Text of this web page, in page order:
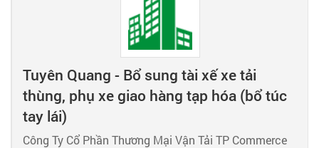
Tuyên Quang - Bổ sung tài xế xe tải
thùng, phụ xe giao hàng tạp hóa (bổ túc
tay lái)
Công Ty Cổ Phần Thương Mại Vận Tải TP Commerce